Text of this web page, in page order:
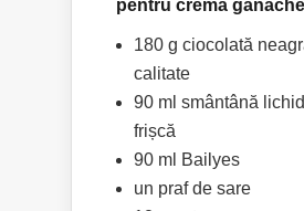
pentru crema
180 g ciocolată
calitate
90 ml smântână
frișcă
90 ml Bailyes
un praf de sare